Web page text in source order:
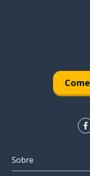
Sobre